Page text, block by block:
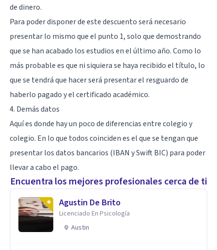
de dinero.
Para poder disponer de este descuento será necesario
presentar lo mismo que el punto 1, solo que demostrando
que se han acabado los estudios en el último año. Como lo
más probable es que ni siquiera se haya recibido el título, lo
que se tendrá que hacer será presentar el resguardo de
haberlo pagado y el certificado académico.
4. Demás datos
Aquí es donde hay un poco de diferencias entre colegio y
colegio. En lo que todos coinciden es el que se tengan que
presentar los datos bancarios (IBAN y Swift BIC) para poder
llevar a cabo el pago.
Encuentra los mejores profesionales cerca de ti
Agustin De Brito
Licenciado En Psicología
Austin